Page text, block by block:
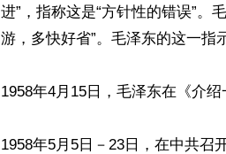
进”，指称这是“方针性的错误”。
游，多快好省”。毛泽东的这一指
1958年4月15日，毛泽东在《介绍
1958年5月5日－23日，在中共召